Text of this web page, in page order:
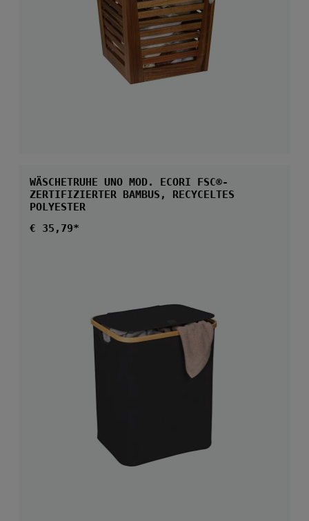
WÄSCHETRUHE UNO MOD. ECORI FSC®-
ZERTIFIZIERTER BAMBUS, RECYCELTES
POLYESTER
Regulärer Preis:
€ 35,79*